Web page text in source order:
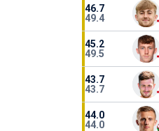
46.7
49.4
45.2
49.5
43.7
43.7
44.0
44.0